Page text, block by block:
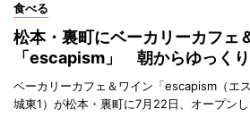
食べる
松本・裏町にベーカリーカフェ
「escapism」 朝からゆっく
ベーカリーカフェ＆ワイン「escapism（エ
城東1）が松本・裏町に7月22日、オープンし